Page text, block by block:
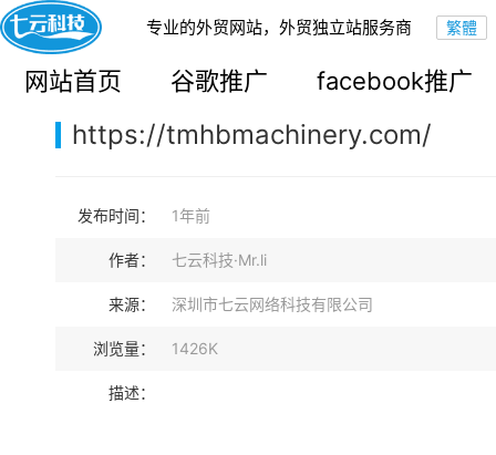
专业的外贸网站，外贸独立站服务商
网站首页 谷歌推广 facebook推广
您的当前位置： 网站首页>案例展示>B2B外贸独立站
https://tmhbmachinery.com/
发布时间： 1年前
作者： 七云科技·Mr.li
来源： 深圳市七云网络科技有限公司
浏览量： 1426K
描述：